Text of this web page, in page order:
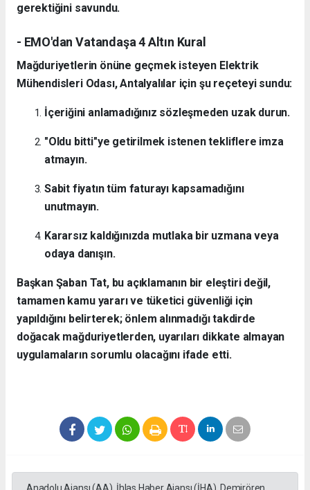
gerektiğini savundu.
- EMO'dan Vatandaşa 4 Altın Kural
Mağduriyetlerin önüne geçmek isteyen Elektrik
Mühendisleri Odası, Antalyalılar için şu reçeteyi sundu:
İçeriğini anlamadığınız sözleşmeden uzak durun.
"Oldu bitti"ye getirilmek istenen tekliflere imza
atmayın.
Sabit fiyatın tüm faturayı kapsamadığını
unutmayın.
Kararsız kaldığınızda mutlaka bir uzmana veya
odaya danışın.
Başkan Şaban Tat, bu açıklamanın bir eleştiri değil,
tamamen kamu yararı ve tüketici güvenliği için
yapıldığını belirterek; önlem alınmadığı takdirde
doğacak mağduriyetlerden, uyarıları dikkate almayan
uygulamaların sorumlu olacağını ifade etti.
Anadolu Ajansı (AA), İhlas Haber Ajansı (İHA), Demirören